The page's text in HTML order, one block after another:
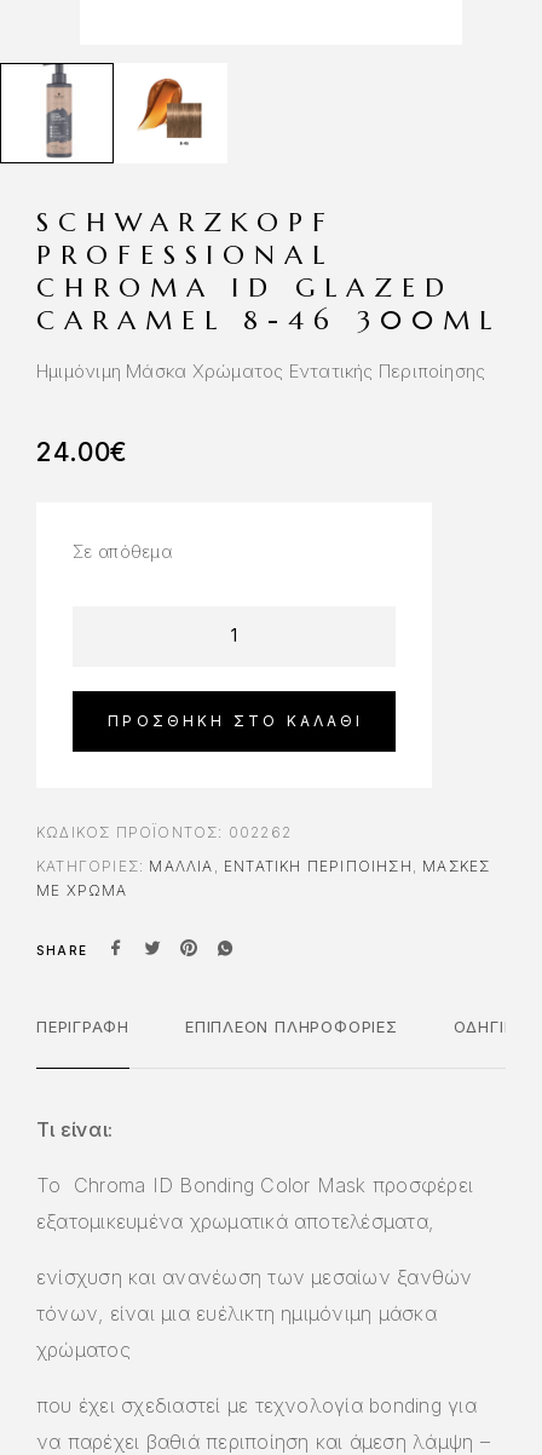
SCHWARZKOPF
PROFESSIONAL
CHROMA ID GLAZED
CARAMEL 8-46 300ML
Ημιμόνιμη Μάσκα Χρώματος Εντατικής Περιποίησης
24.00€
Σε απόθεμα
ΠΡΟΣΘΉΚΗ ΣΤΟ ΚΑΛΆΘΙ
ΚΩΔΙΚΌΣ ΠΡΟΪΌΝΤΟΣ: 002262
ΚΑΤΗΓΟΡΊΕΣ: ΜΑΛΛΙΑ ΕΝΤΑΤΙΚΉ ΠΕΡΙΠΟΊΗΣΗ
ΜΆΣΚΕΣ
ΜΕ ΧΡΏΜΑ
SHARE
ΠΕΡΙΓΡΑΦΉ ΕΠΙΠΛΈΟΝ ΠΛΗΡΟΦΟΡΊΕΣ ΟΔΗΓΊΕΣ
Τι είναι:
Το Chroma ID Bonding Color Mask προσφέρει
εξατομικευμένα χρωματικά αποτελέσματα,
ενίσχυση και ανανέωση των μεσαίων ξανθών
τόνων, είναι μια ευέλικτη ημιμόνιμη μάσκα
χρώματος
που έχει σχεδιαστεί με τεχνολογία bonding για
να παρέχει βαθιά περιποίηση και άμεση λάμψη –